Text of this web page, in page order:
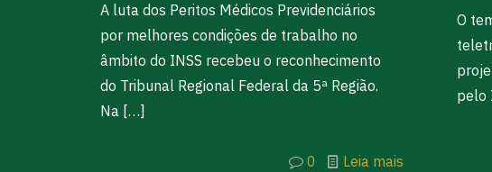
A luta dos Peritos Médicos Previdenciários
por melhores condições de trabalho no
âmbito do INSS recebeu o reconhecimento
do Tribunal Regional Federal da 5ª Região.
Na[…]
0 Leia mais
O
pelo